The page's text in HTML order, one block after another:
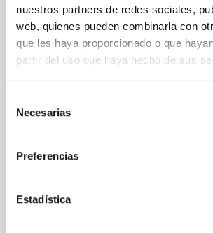
nuestros partners de redes sociales,
web, quienes pueden combinarla con
que les haya proporcionado o que
partir del uso que haya hecho de sus
Necesarias
Preferencias
Estadística
El premio nobel Claude Cohen-
visita el IAC y el Observatorio
El investigador franco-argelino, que en
con radiación láser, ha recorrido las
la sede central del Instituto de
Teide acompañado por el director e
del centro.